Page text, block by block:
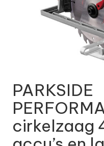
PARKSIDE
cirkelzaag